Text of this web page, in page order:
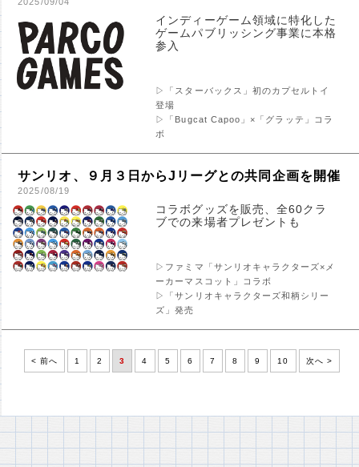
インディーゲーム領域に特化した
ゲームパブリッシング事業に本格
参入
▷「スターバックス」初のカプセルトイ
登場
▷「Bugcat Capoo」×「グラッテ」コラ
ボ
サンリオ、９月３日からJリーグとの共同企画を開催
2025/08/19
コラボグッズを販売、全60クラ
ブでの来場者プレゼントも
▷ファミマ「サンリオキャラクターズ×メ
ーカーマスコット」コラボ
▷「サンリオキャラクターズ和柄シリー
ズ」発売
< 前へ 1 2 3 4 5 6 7 8 9 10 次へ >